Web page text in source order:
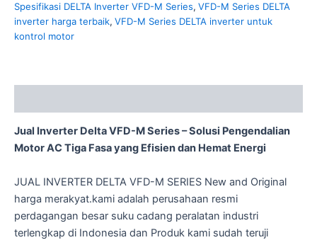
Spesifikasi DELTA Inverter VFD-M Series, VFD-M Series DELTA
inverter harga terbaik, VFD-M Series DELTA inverter untuk
kontrol motor
Jual Inverter Delta VFD-M Series – Solusi Pengendalian
Motor AC Tiga Fasa yang Efisien dan Hemat Energi
JUAL INVERTER DELTA VFD-M SERIES New and Original
harga merakyat.kami adalah perusahaan resmi
perdagangan besar suku cadang peralatan industri
terlengkap di Indonesia dan Produk kami sudah teruji